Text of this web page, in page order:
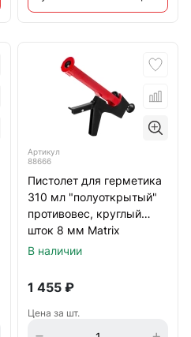
Артикул
88666
Пистолет для герметика
310 мл "полуоткрытый"
противовес, круглый
шток 8 мм Matrix
В наличии
1 455 ₽
Цена за шт.